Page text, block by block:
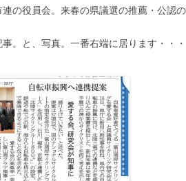
の役員会。来春の県議選の推薦・公認
。と、写真。一番右端に居ります・・・